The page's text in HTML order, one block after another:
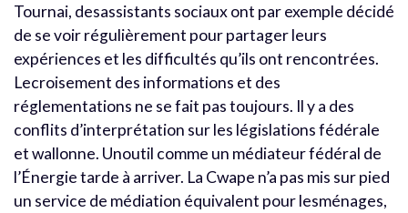
Tournai, desassistants sociaux ont par exemple décidé
de se voir régulièrement pour partager leurs
expériences et les difficultés qu’ils ont rencontrées.
Lecroisement des informations et des
réglementations ne se fait pas toujours. Il y a des
conflits d’interprétation sur les législations fédérale
et wallonne. Unoutil comme un médiateur fédéral de
l’Énergie tarde à arriver. La Cwape n’a pas mis sur pied
un service de médiation équivalent pour lesménages,